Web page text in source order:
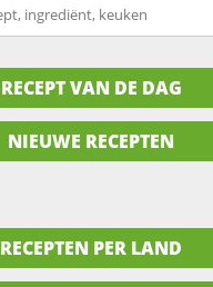
RECEPT VAN DE DAG
NIEUWE RECEPTEN
RECEPTEN PER LAND